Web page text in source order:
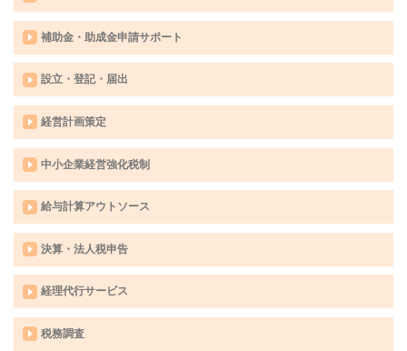
補助金・助成金申請サポート
設立・登記・届出
経営計画策定
中小企業経営強化税制
給与計算アウトソース
決算・法人税申告
経理代行サービス
税務調査